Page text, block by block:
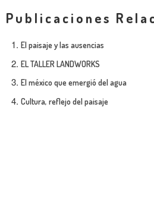
Publicaciones
El paisaje y las ausencias
EL TALLER LANDWORKS
El méxico que emergió del agua
Cultura, reflejo del paisaje